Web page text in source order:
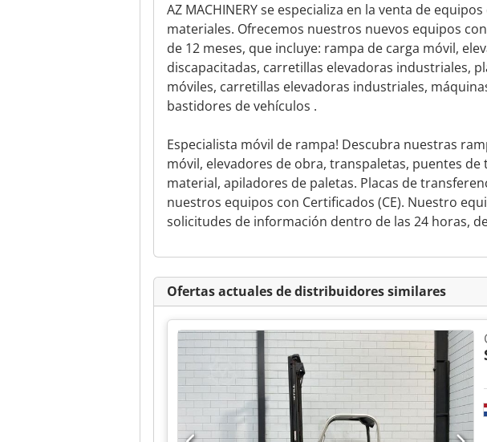
AZ MACHINERY se especializa en la venta de
materiales. Ofrecemos nuestros nuevos equipos
de 12 meses, que incluye: rampa de carga móvil,
discapacitadas, carretillas elevadoras industriales,
móviles, carretillas elevadoras industriales,
bastidores de vehículos .
Especialista móvil de rampa! Descubra nuestras
móvil, elevadores de obra, transpaletas, puentes
material, apiladores de paletas. Placas de
nuestros equipos con Certificados (CE). Nuestro
solicitudes de información dentro de las 24 horas,
Ofertas actuales de distribuidores similares